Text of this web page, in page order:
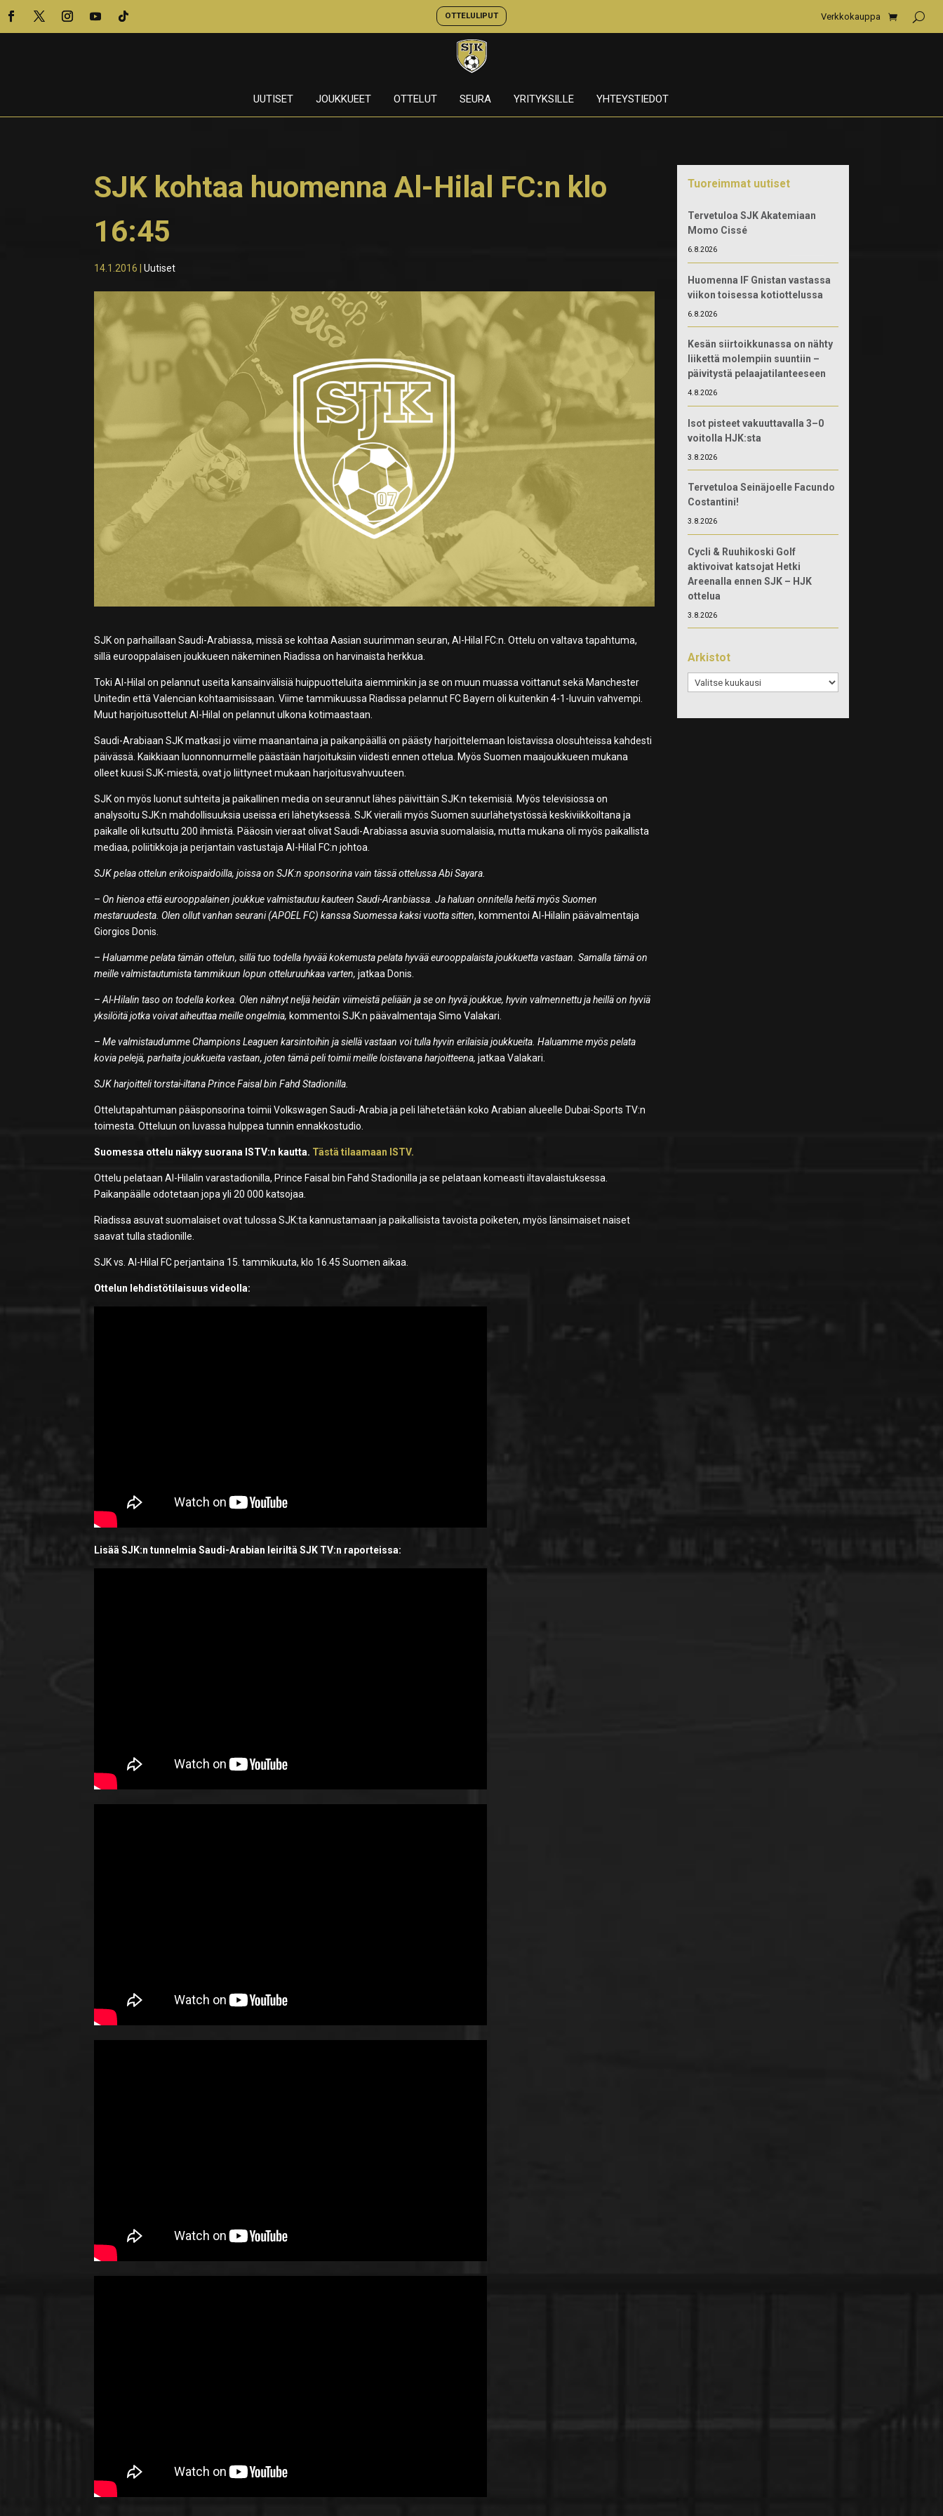
OTTELULIPUT Verkkokauppa
UUTISET JOUKKUEET OTTELUT SEURA YRITYKSILLE YHTEYSTIEDOT
SJK kohtaa huomenna Al-Hilal FC:n klo
16:45
14.1.2016 |Uutiset
SJK on parhaillaan Saudi-Arabiassa, missä se kohtaa Aasian suurimman seuran, Al-Hilal FC:n. Ottelu on valtava tapahtuma,
sillä eurooppalaisen joukkueen näkeminen Riadissa on harvinaista herkkua.
Toki Al-Hilal on pelannut useita kansainvälisiä huippuotteluita aiemminkin ja se on muun muassa voittanut sekä Manchester
Unitedin että Valencian kohtaamisissaan. Viime tammikuussa Riadissa pelannut FC Bayern oli kuitenkin 4-1-luvuin vahvempi.
Muut harjoitusottelut Al-Hilal on pelannut ulkona kotimaastaan.
Saudi-Arabiaan SJK matkasi jo viime maanantaina ja paikanpäällä on päästy harjoittelemaan loistavissa olosuhteissa kahdesti
päivässä. Kaikkiaan luonnonnurmelle päästään harjoituksiin viidesti ennen ottelua. Myös Suomen maajoukkueen mukana
olleet kuusi SJK-miestä, ovat jo liittyneet mukaan harjoitusvahvuuteen.
SJK on myös luonut suhteita ja paikallinen media on seurannut lähes päivittäin SJK:n tekemisiä. Myös televisiossa on
analysoitu SJK:n mahdollisuuksia useissa eri lähetyksessä. SJK vieraili myös Suomen suurlähetystössä keskiviikkoiltana ja
paikalle oli kutsuttu 200 ihmistä. Pääosin vieraat olivat Saudi-Arabiassa asuvia suomalaisia, mutta mukana oli myös paikallista
mediaa, poliitikkoja ja perjantain vastustaja Al-Hilal FC:n johtoa.
SJK pelaa ottelun erikoispaidoilla, joissa on SJK:n sponsorina vain tässä ottelussa Abi Sayara.
–On hienoa että eurooppalainen joukkue valmistautuu kauteen Saudi-Aranbiassa. Ja haluan onnitella heitä myös Suomen
mestaruudesta. Olen ollut vanhan seurani (APOEL FC) kanssa Suomessa kaksi vuotta sitten, kommentoi Al-Hilalin päävalmentaja
Giorgios Donis.
–Haluamme pelata tämän ottelun, sillä tuo todella hyvää kokemusta pelata hyvää eurooppalaista joukkuetta vastaan. Samalla tämä on
meille valmistautumista tammikuun lopun otteluruuhkaa varten, jatkaa Donis.
–Al-Hilalin taso on todella korkea. Olen nähnyt neljä heidän viimeistä peliään ja se on hyvä joukkue, hyvin valmennettu ja heillä on hyviä
yksilöitä jotka voivat aiheuttaa meille ongelmia, kommentoi SJK:n päävalmentaja Simo Valakari.
– Me valmistaudumme Champions Leaguen karsintoihin ja siellä vastaan voi tulla hyvin erilaisia joukkueita. Haluamme myös pelata
kovia pelejä, parhaita joukkueita vastaan, joten tämä peli toimii meille loistavana harjoitteena, jatkaa Valakari.
SJK harjoitteli torstai-iltana Prince Faisal bin Fahd Stadionilla.
Ottelutapahtuman pääsponsorina toimii Volkswagen Saudi-Arabia ja peli lähetetään koko Arabian alueelle Dubai-Sports TV:n
toimesta. Otteluun on luvassa hulppea tunnin ennakkostudio.
Suomessa ottelu näkyy suorana ISTV:n kautta. Tästä tilaamaan ISTV.
Ottelu pelataan Al-Hilalin varastadionilla, Prince Faisal bin Fahd Stadionilla ja se pelataan komeasti iltavalaistuksessa.
Paikanpäälle odotetaan jopa yli 20 000 katsojaa.
Riadissa asuvat suomalaiset ovat tulossa SJK:ta kannustamaan ja paikallisista tavoista poiketen, myös länsimaiset naiset
saavat tulla stadionille.
SJK vs. Al-Hilal FC perjantaina 15. tammikuuta, klo 16.45 Suomen aikaa.
Ottelun lehdistötilaisuus videolla:
Lisää SJK:n tunnelmia Saudi-Arabian leiriltä SJK TV:n raporteissa:
Tuoreimmat uutiset
Tervetuloa SJK Akatemiaan
Momo Cissé
6.8.2026
Huomenna IF Gnistan vastassa
viikon toisessa kotiottelussa
6.8.2026
Kesän siirtoikkunassa on nähty
liikettä molempiin suuntiin –
päivitystä pelaajatilanteeseen
4.8.2026
Isot pisteet vakuuttavalla 3–0
voitolla HJK:sta
3.8.2026
Tervetuloa Seinäjoelle Facundo
Costantini!
3.8.2026
Cycli & Ruuhikoski Golf
aktivoivat katsojat Hetki
Areenalla ennen SJK – HJK
ottelua
3.8.2026
Arkistot
Arkistot